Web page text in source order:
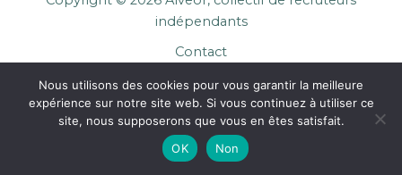
indépendants
Contact
Mentions légales
Confidentialité
CGU Entreprises
Nous utilisons des cookies pour vous garantir la meilleure
expérience sur notre site web. Si vous continuez à utiliser ce
site, nous supposerons que vous en êtes satisfait.
OK
Non